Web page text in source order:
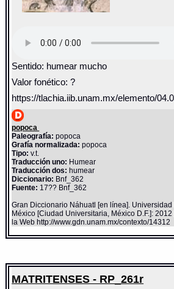
Sentido: humear mucho
Valor fonético: ?
https://tlachia.iib.unam.mx/elemento/
popoca
Paleografía: popoca
Grafía normalizada: popoca
Tipo: v.t.
Traducción uno: Humear
Traducción dos: humear
Diccionario: Bnf_362
Fuente: 17?? Bnf_362
Gran Diccionario Náhuatl [en línea].
México [Ciudad Universitaria, México D.F.]:
la Web http://www.gdn.unam.mx/contexto/14312
MATRITENSES - RP_261r